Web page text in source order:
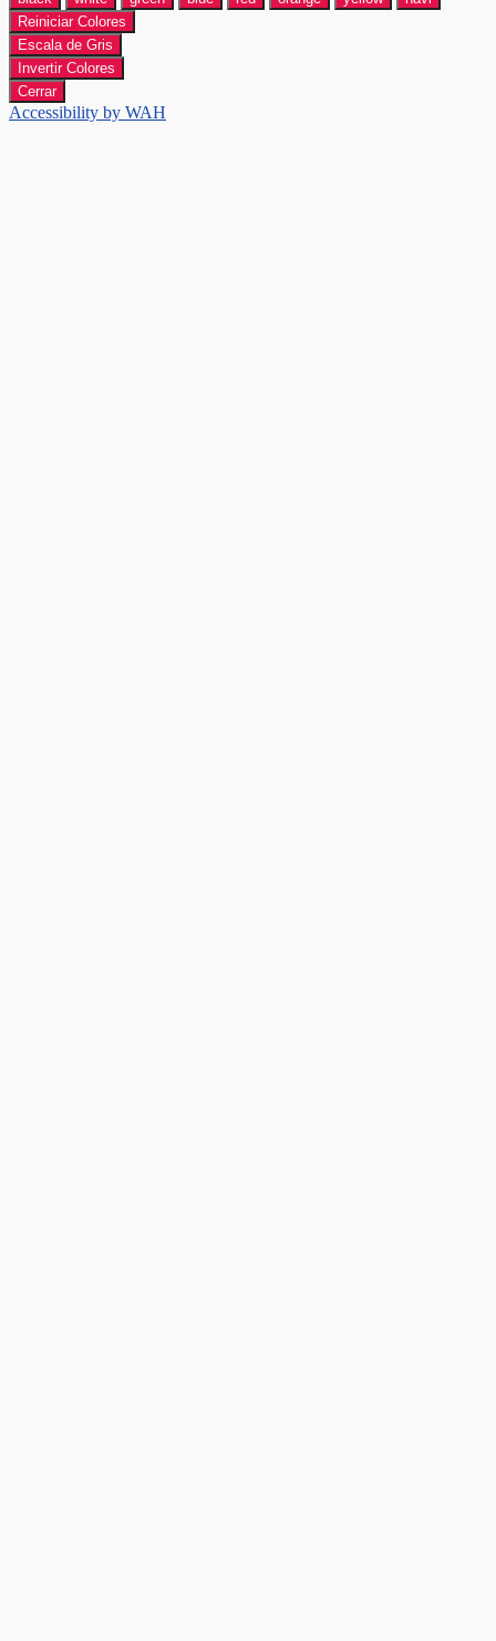
Reiniciar Colores
Escala de Gris
Invertir Colores
Cerrar
Accessibility by WAH